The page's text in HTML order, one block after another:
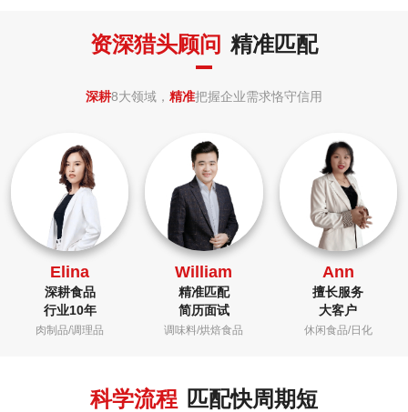
资深猎头顾问 精准匹配
深耕8大领域， 精准把握企业需求恪守信用
Elina
深耕食品
行业10年
肉制品/调理品
William
精准匹配
简历面试
调味料/烘焙食品
Ann
擅长服务
大客户
休闲食品/日化
科学流程 匹配快周期短